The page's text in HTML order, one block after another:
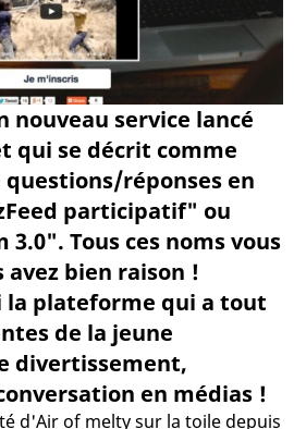
nouveau service lancé
qui se décrit comme
réponses en
participatif" ou
Tous ces noms vous
bien raison !
la plateforme qui a tout
de la jeune
divertissement,
en médias !
d'Air of melty sur la toile depuis